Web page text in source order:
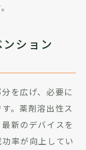
ション
を広げ、必要に
。薬剤溶出性ス
新のデバイスを
率が向上してい